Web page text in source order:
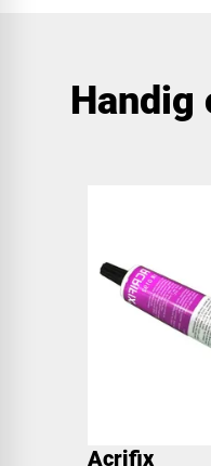
Handig
Acrifix